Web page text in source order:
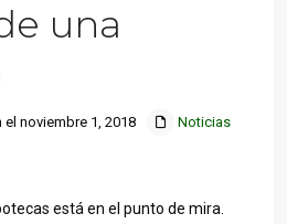
una
noviembre 1, 2018
Noticias
está en el punto de mira.